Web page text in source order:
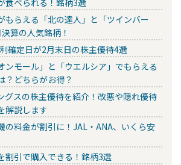
食べられる！銘柄3選
もらえる「北の達人」と「ツインバー
算の人気銘柄！
確定日が2月末日の株主優待4選
ンモール」と「ウエルシア」でもらえる
？どちらがお得？
グスの株主優待を紹介！改悪や隠れ優待
解説します
の料金が割引に！JAL・ANA、いくら安
割引で購入できる！銘柄3選